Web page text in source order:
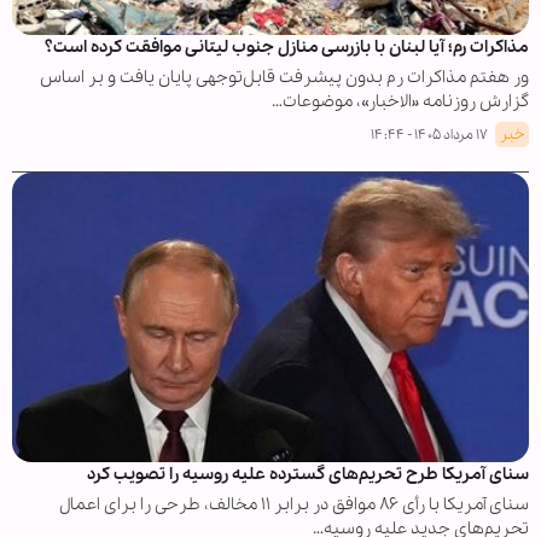
مذاکرات رم؛ آیا لبنان با بازرسی منازل جنوب لیتانی موافقت کرده است؟
ور هفتم مذاکرات رم بدون پیشرفت قابل‌توجهی پایان یافت و بر اساس
گزارش روزنامه «الاخبار»، موضوعات…
خبر ۱۷ مرداد ۱۴۰۵ - ۱۴:۴۴
سنای آمریکا طرح تحریم‌های گسترده علیه روسیه را تصویب کرد
سنای آمریکا با رأی ۸۶ موافق در برابر ۱۱ مخالف، طرحی را برای اعمال
تحریم‌های جدید علیه روسیه…